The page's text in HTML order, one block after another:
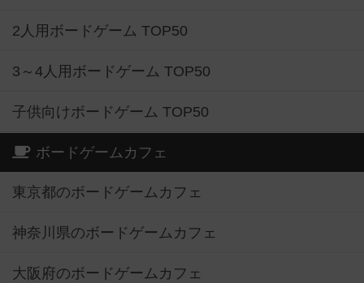
2人用ボードゲーム TOP50
3～4人用ボードゲーム TOP50
子供向けボードゲーム TOP50
ボードゲームカフェ
東京都のボードゲームカフェ
神奈川県のボードゲームカフェ
大阪府のボードゲームカフェ